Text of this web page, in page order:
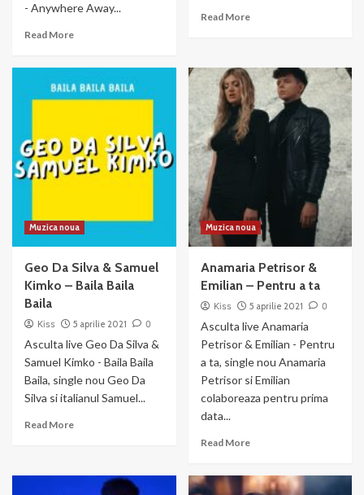
- Anywhere Away...
Read MoreRead
Man
–
Anywhere
Away
Read MoreRead
Gavril
x
NOSFE
–
control
Muzica noua
Geo Da Silva & Samuel
Kimko – Baila Baila
Baila
Kiss 5 aprilie 2021 0
Asculta live Geo Da Silva &
Samuel Kimko - Baila Baila
Baila, single nou Geo Da
Silva si italianul Samuel...
Read MoreRead
Muzica noua
Anamaria Petrisor &
Emilian – Pentru a ta
Kiss 5 aprilie 2021 0
Asculta live Anamaria
Petrisor & Emilian - Pentru
a ta, single nou Anamaria
Petrisor si Emilian
colaboreaza pentru prima
data...
Read MoreRead
Anamaria